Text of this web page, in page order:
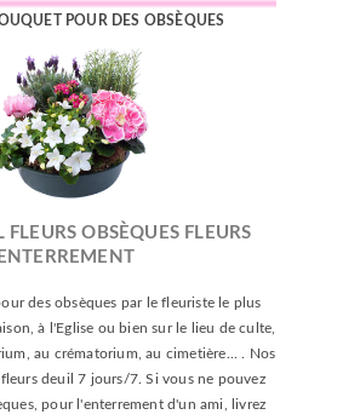
POUR DES OBSÈQUES
FLEURS OBSÈQUES FLEURS
ENTERREMENT
des obsèques par le fleuriste le plus
à l'Eglise ou bien sur le lieu de culte,
au crématorium, au cimetière... . Nos
deuil 7 jours/7. Si vous ne pouvez
pour l'enterrement d'un ami, livrez